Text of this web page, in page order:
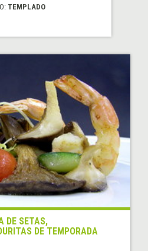
TEMPLADO
DE SETAS,
DE TEMPORADA